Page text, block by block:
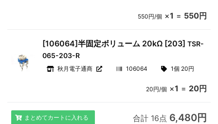
550円/個 ×1 = 550円
[106064]半固定ボリューム 20kΩ [203]TSR-
065-203-R
秋月電子通商 106064 1個 20円
20円/個 ×1 = 20円
まとめてカートに入れる 合計 16点 6,480円